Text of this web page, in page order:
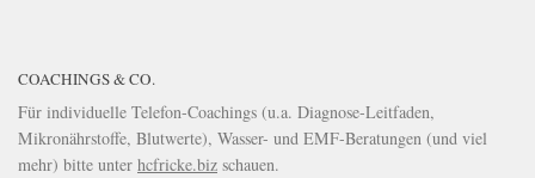
COACHINGS & CO.
Für individuelle Telefon-Coachings (u.a. Diagnose-Leitfaden,
Mikronährstoffe, Blutwerte), Wasser- und EMF-Beratungen (und viel
mehr) bitte unter hcfricke.biz schauen.